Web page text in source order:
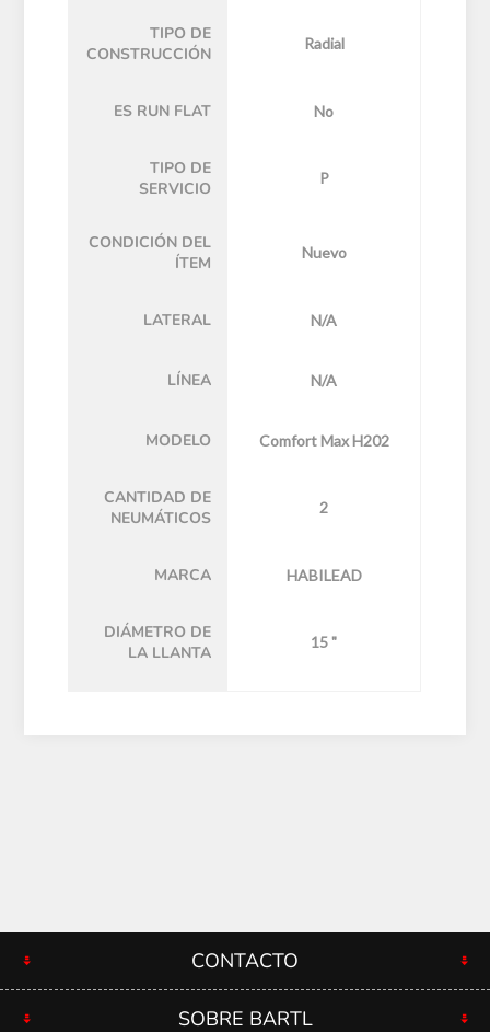
TIPO DE
CONSTRUCCIÓN
Radial
ES RUN FLAT No
TIPO DE
SERVICIO
P
CONDICIÓN DEL
ÍTEM
Nuevo
LATERAL N/A
LÍNEA N/A
MODELO Comfort Max H202
CANTIDAD DE
NEUMÁTICOS
2
MARCA HABILEAD
DIÁMETRO DE
LA LLANTA
15 "
CONTACTO
SOBRE BARTL